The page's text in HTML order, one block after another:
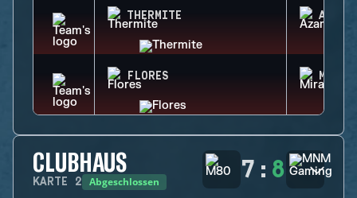
THERMITE AZAMI
FLORES MIRA
CLUBHAUS
KARTE 2 Abgeschlossen 7 : 8